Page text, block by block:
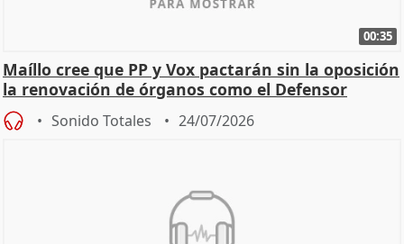
00:35
Maíllo cree que PP y Vox pactarán sin la oposición
la renovación de órganos como el Defensor
Sonido Totales 24/07/2026